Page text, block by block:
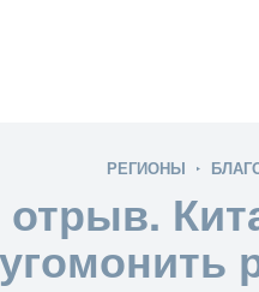
РЕГИОНЫ